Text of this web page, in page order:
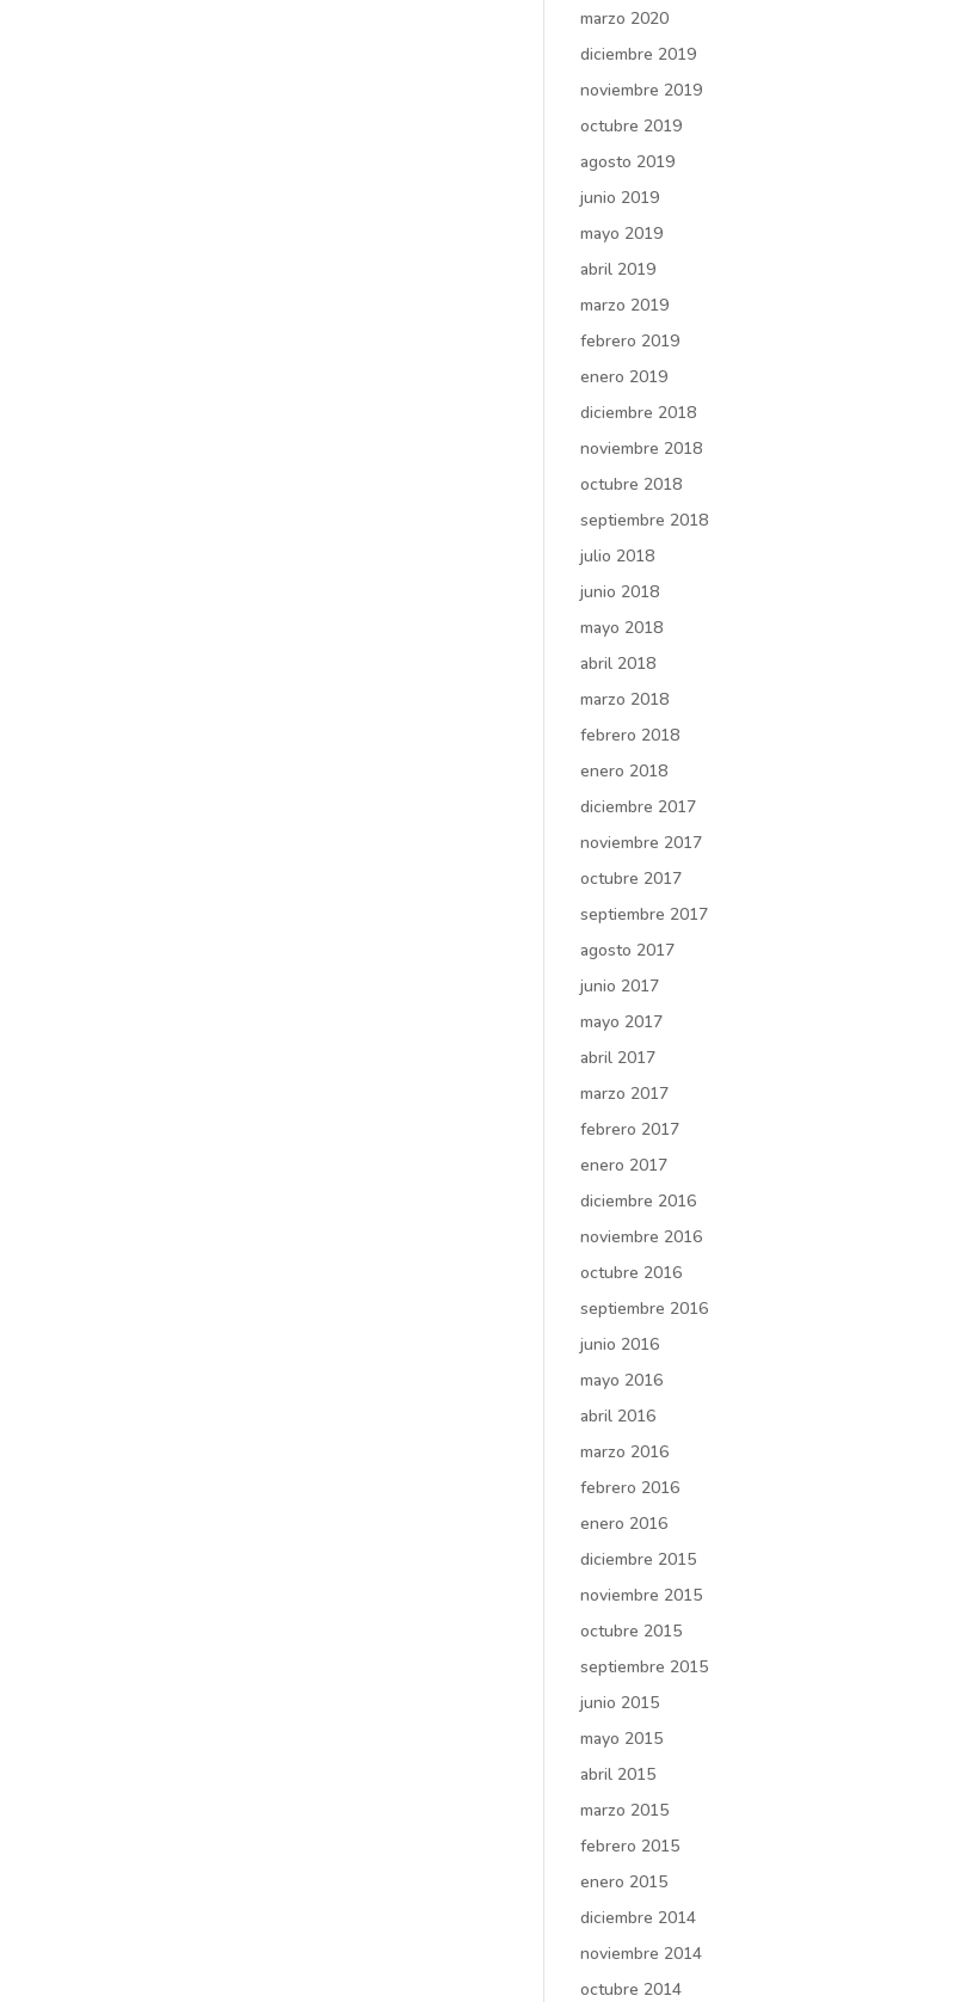
marzo 2020
diciembre 2019
noviembre 2019
octubre 2019
agosto 2019
junio 2019
mayo 2019
abril 2019
marzo 2019
febrero 2019
enero 2019
diciembre 2018
noviembre 2018
octubre 2018
septiembre 2018
julio 2018
junio 2018
mayo 2018
abril 2018
marzo 2018
febrero 2018
enero 2018
diciembre 2017
noviembre 2017
octubre 2017
septiembre 2017
agosto 2017
junio 2017
mayo 2017
abril 2017
marzo 2017
febrero 2017
enero 2017
diciembre 2016
noviembre 2016
octubre 2016
septiembre 2016
junio 2016
mayo 2016
abril 2016
marzo 2016
febrero 2016
enero 2016
diciembre 2015
noviembre 2015
octubre 2015
septiembre 2015
junio 2015
mayo 2015
abril 2015
marzo 2015
febrero 2015
enero 2015
diciembre 2014
noviembre 2014
octubre 2014